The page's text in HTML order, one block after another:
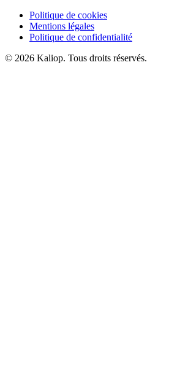
Politique de cookies
Mentions légales
Politique de confidentialité
© 2026 Kaliop. Tous droits réservés.